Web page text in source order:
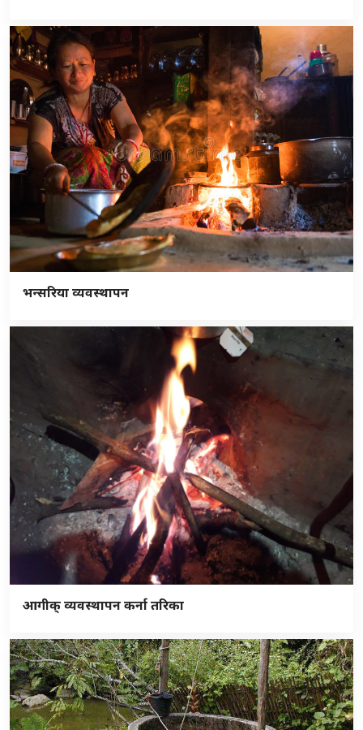
भन्सरिया व्यवस्थापन
आगीक् व्यवस्थापन कर्ना तरिका